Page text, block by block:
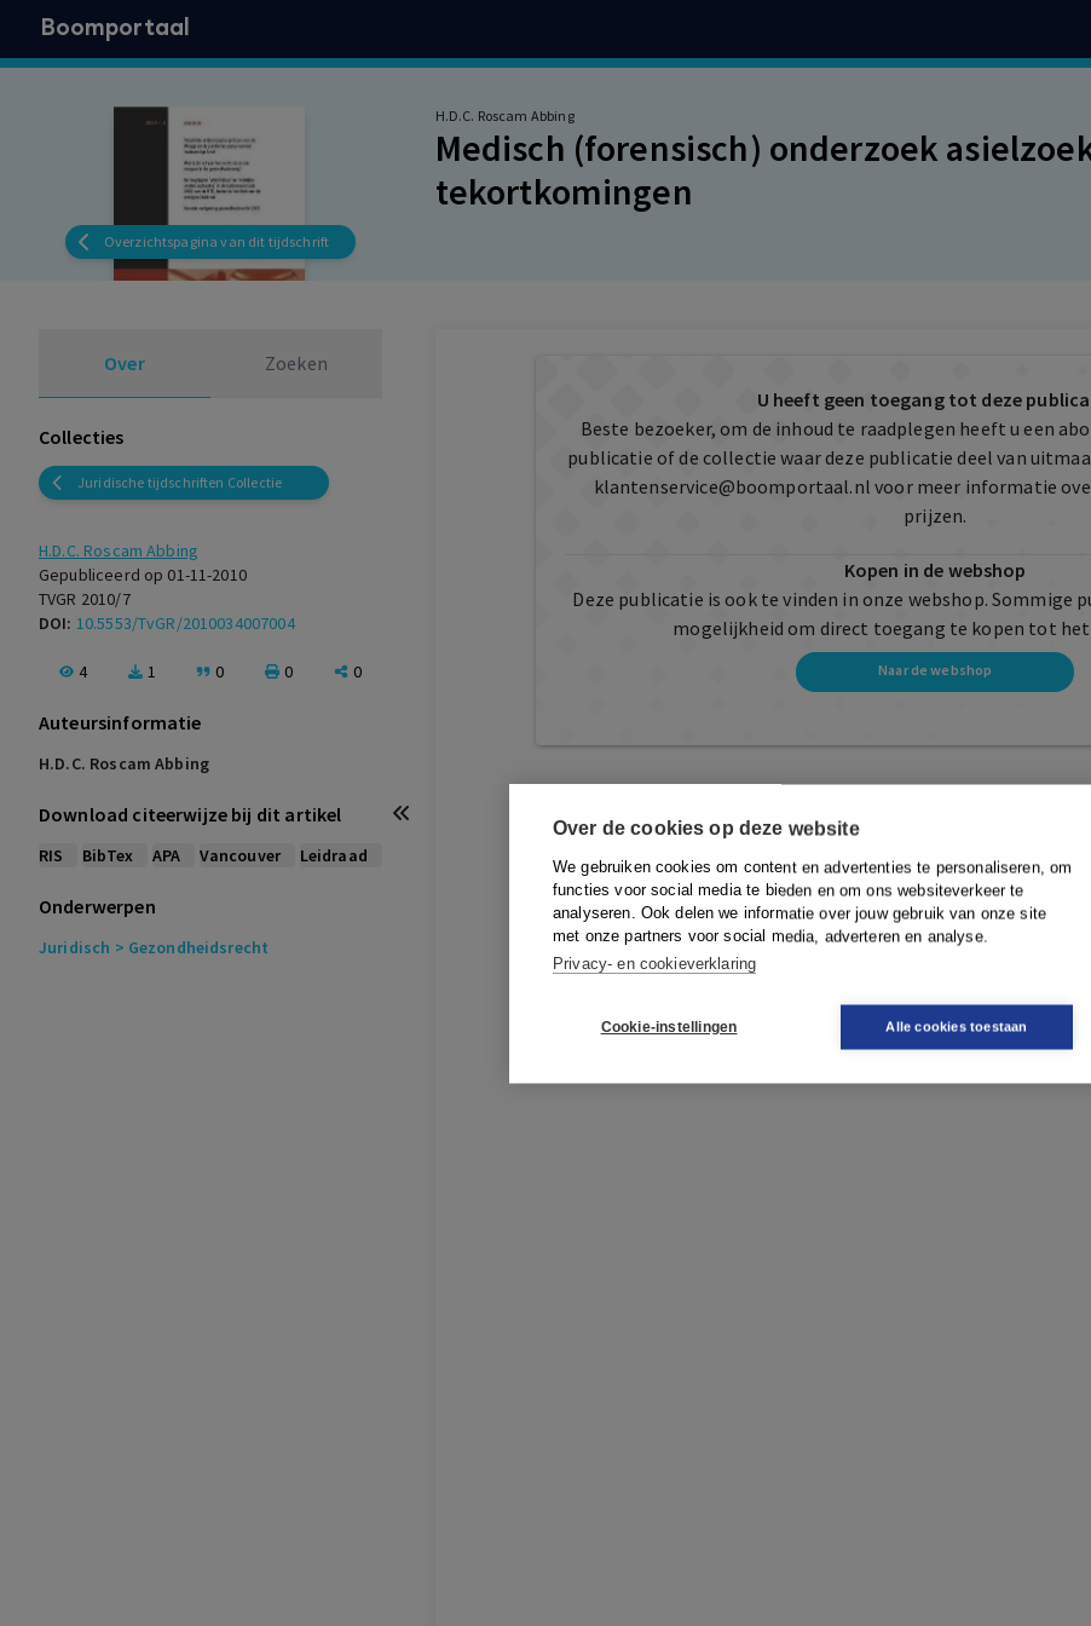
Over de cookies op deze website
We gebruiken cookies om content en advertenties te personaliseren, om
functies voor social media te bieden en om ons websiteverkeer te
analyseren. Ook delen we informatie over jouw gebruik van onze site
met onze partners voor social media, adverteren en analyse.
Privacy- en cookieverklaring
Cookie-instellingen Alle cookies toestaan
Boomportaal
Overzichtspagina van dit tijdschrift
H.D.C. Roscam Abbing
Medisch (forensisch) onderzoek
tekortkomingen
Over Zoeken
Collecties
Juridische tijdschriften Collectie
H.D.C. Roscam Abbing
Gepubliceerd op 01-11-2010
TVGR 2010/7
DOI: 10.5553/TvGR/2010034007004
4 1 0 0 0
Auteursinformatie
H.D.C. Roscam Abbing
Download citeerwijze bij dit artikel
RIS BibTex APA Vancouver Leidraad
Onderwerpen
Juridisch > Gezondheidsrecht
U heeft geen toegang tot deze
Beste bezoeker, om de inhoud te raadplegen heeft u een
publicatie of de collectie waar deze publicatie deel van
klantenservice@boomportaal.nl voor meer informatie
prijzen.
Kopen in de webshop
Deze publicatie is ook te vinden in onze webshop. Sommige
mogelijkheid om direct toegang te kopen tot
Naar de webshop